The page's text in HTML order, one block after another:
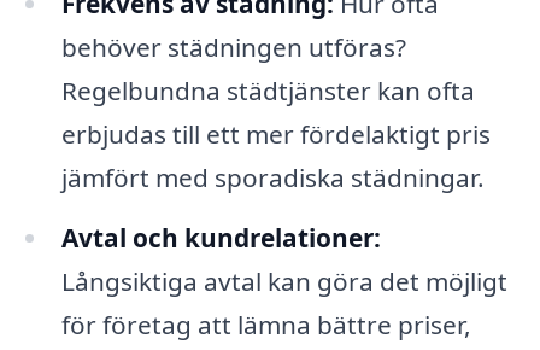
behöver städningen utföras?
Regelbundna städtjänster kan ofta
erbjudas till ett mer fördelaktigt pris
jämfört med sporadiska städningar.
Avtal och kundrelationer:
Långsiktiga avtal kan göra det möjligt
för företag att lämna bättre priser,